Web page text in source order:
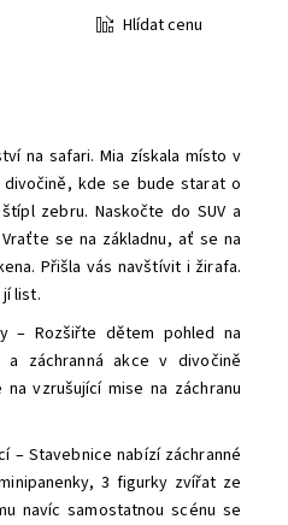
Hlídat cenu
na safari. Mia získala místo v
kde se bude starat o
zebru. Naskočte do SUV a
se na základnu, ať se na
Přišla vás navštívit i žirafa.
list.
– Rozšiřte dětem pohled na
záchranná akce v divočině
vzrušující mise na záchranu
– Stavebnice nabízí záchranné
3 figurky zvířat ze
navíc samostatnou scénu se